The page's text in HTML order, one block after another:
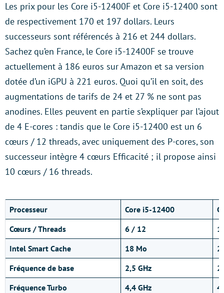
Les prix pour les Core i5-12400F et Core i5-12400 sont
de respectivement 170 et 197 dollars. Leurs
successeurs sont référencés à 216 et 244 dollars.
Sachez qu’en France, le Core i5-12400F se trouve
actuellement à 186 euros sur Amazon et sa version
dotée d’un iGPU à 221 euros. Quoi qu’il en soit, des
augmentations de tarifs de 24 et 27 % ne sont pas
anodines. Elles peuvent en partie s’expliquer par l’ajout
de 4 E-cores : tandis que le Core i5-12400 est un 6
cœurs / 12 threads, avec uniquement des P-cores, son
successeur intègre 4 cœurs Efficacité ; il propose ainsi
10 cœurs / 16 threads.
Processeur Core i5-12400
Cœurs / Threads
6 / 12
Intel Smart Cache
18 Mo
Fréquence de base
2,5 GHz
Fréquence Turbo
4,4 GHz